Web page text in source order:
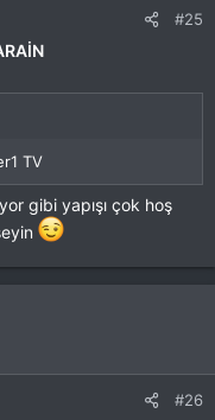
#25
TV
gibi yapışı çok hoş
#26